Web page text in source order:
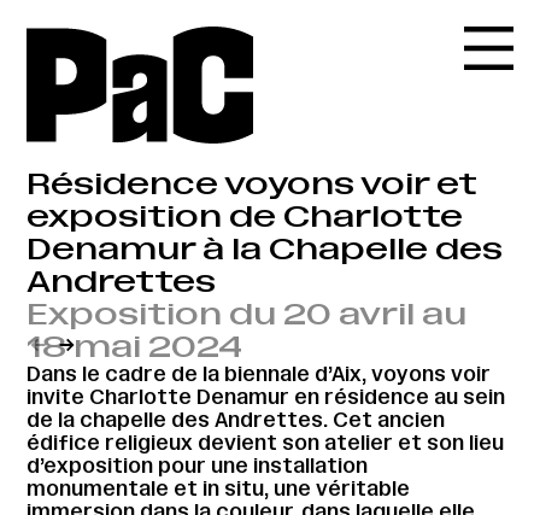
Résidence voyons voir et
exposition de Charlotte
Denamur à la Chapelle des
Andrettes
Exposition du 20 avril au
18 mai 2024
← →
Dans le cadre de la biennale d’Aix, voyons voir
invite Charlotte Denamur en résidence au sein
de la chapelle des Andrettes. Cet ancien
édifice religieux devient son atelier et son lieu
d’exposition pour une installation
monumentale et in situ, une véritable